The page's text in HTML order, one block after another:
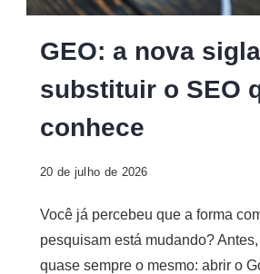
Digital
GEO: a nova
substituir o SEO
conhece
20 de julho de 2026
Você já percebeu que a forma
pesquisam está mudando?
quase sempre o mesmo: abrir o